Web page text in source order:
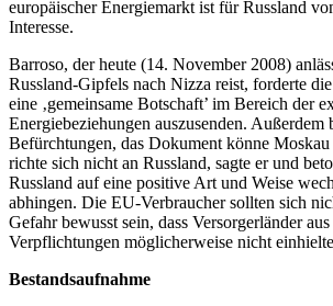
europäischer Energiemarkt ist für Russland
Interesse.
Barroso, der heute (14. November 2008)
Russland-Gipfels nach Nizza reist, forderte
eine ‚gemeinsame Botschaft’ im Bereich der
Energiebeziehungen auszusenden. Außerdem
Befürchtungen, das Dokument könne
richte sich nicht an Russland, sagte er und
Russland auf eine positive Art und Weise
abhingen. Die EU-Verbraucher sollten sich
Gefahr bewusst sein, dass Versorgerländer
Verpflichtungen möglicherweise nicht
Bestandsaufnahme